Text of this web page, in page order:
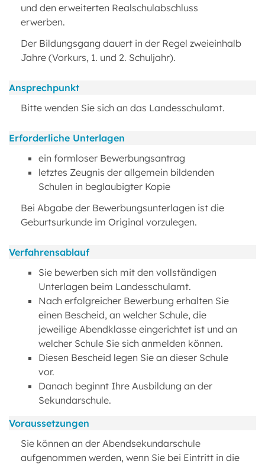
und den erweiterten Realschulabschluss
erwerben.
Der Bildungsgang dauert in der Regel zweieinhalb
Jahre (Vorkurs, 1. und 2. Schuljahr).
Ansprechpunkt
Bitte wenden Sie sich an das Landesschulamt.
Erforderliche Unterlagen
ein formloser Bewerbungsantrag
letztes Zeugnis der allgemein bildenden
Schulen in beglaubigter Kopie
Bei Abgabe der Bewerbungsunterlagen ist die
Geburtsurkunde im Original vorzulegen.
Verfahrensablauf
Sie bewerben sich mit den vollständigen
Unterlagen beim Landesschulamt.
Nach erfolgreicher Bewerbung erhalten Sie
einen Bescheid, an welcher Schule, die
jeweilige Abendklasse eingerichtet ist und an
welcher Schule Sie sich anmelden können.
Diesen Bescheid legen Sie an dieser Schule
vor.
Danach beginnt Ihre Ausbildung an der
Sekundarschule.
Voraussetzungen
Sie können an der Abendsekundarschule
aufgenommen werden, wenn Sie bei Eintritt in die